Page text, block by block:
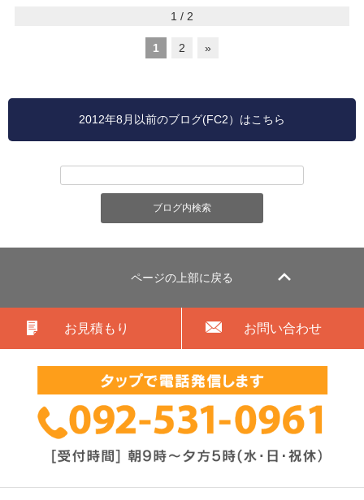
1 / 2
1 2 »
2012年8月以前のブログ(FC2）はこちら
ページの上部に戻る
お見積もり お問い合わせ